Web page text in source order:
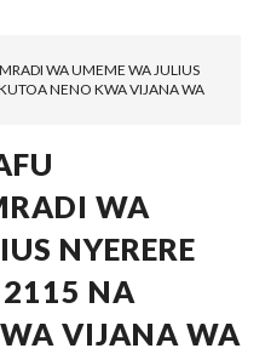
WA UMEME WA JULIUS
NENO KWA VIJANA WA
WA
NYERERE
NA
VIJANA WA